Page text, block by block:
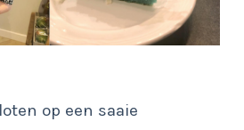
op een saaie